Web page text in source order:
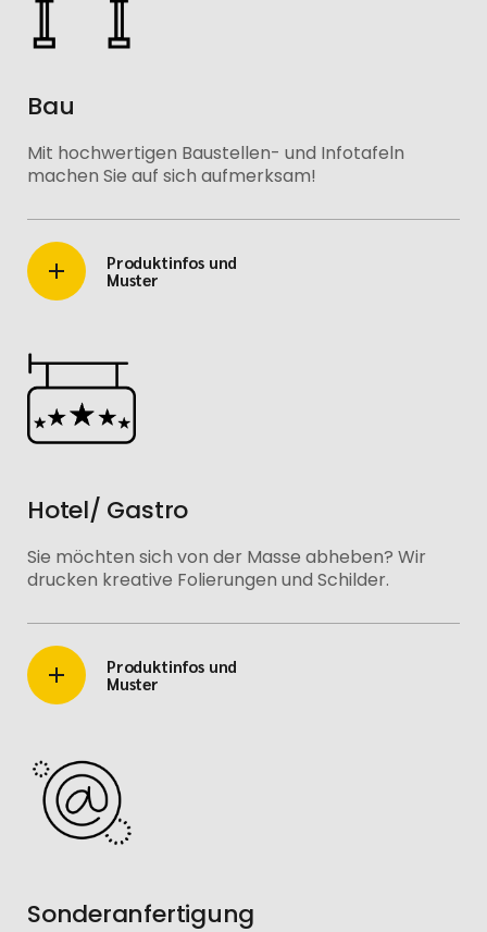
Bau
Mit hochwertigen Baustellen- und Infotafeln
machen Sie auf sich aufmerksam!
Produktinfos und
Muster
Hotel/ Gastro
Sie möchten sich von der Masse abheben? Wir
drucken kreative Folierungen und Schilder.
Produktinfos und
Muster
Sonderanfertigung